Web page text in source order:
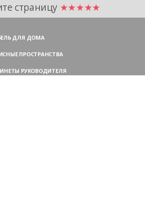
страницу ★★★★★
ДЛЯ ДОМА
ПРОСТРАНСТВА
РУКОВОДИТЕЛЯ